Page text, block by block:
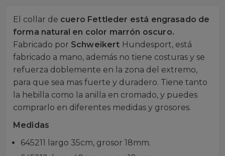
El collar de cuero Fettleder está engrasado de
forma natural en color marrón oscuro.
Fabricado por Schweikert Hundesport, está
fabricado a mano, además no tiene costuras y se
refuerza doblemente en la zona del extremo,
para que sea mas fuerte y duradero. Tiene tanto
la hebilla como la anilla en cromado, y puedes
comprarlo en diferentes medidas y grosores.
Medidas
645211 largo 35cm, grosor 18mm.